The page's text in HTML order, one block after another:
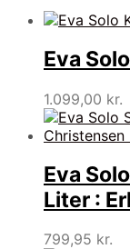
Eva
1.099,00 kr.
Eva
Liter :
799,95 kr.